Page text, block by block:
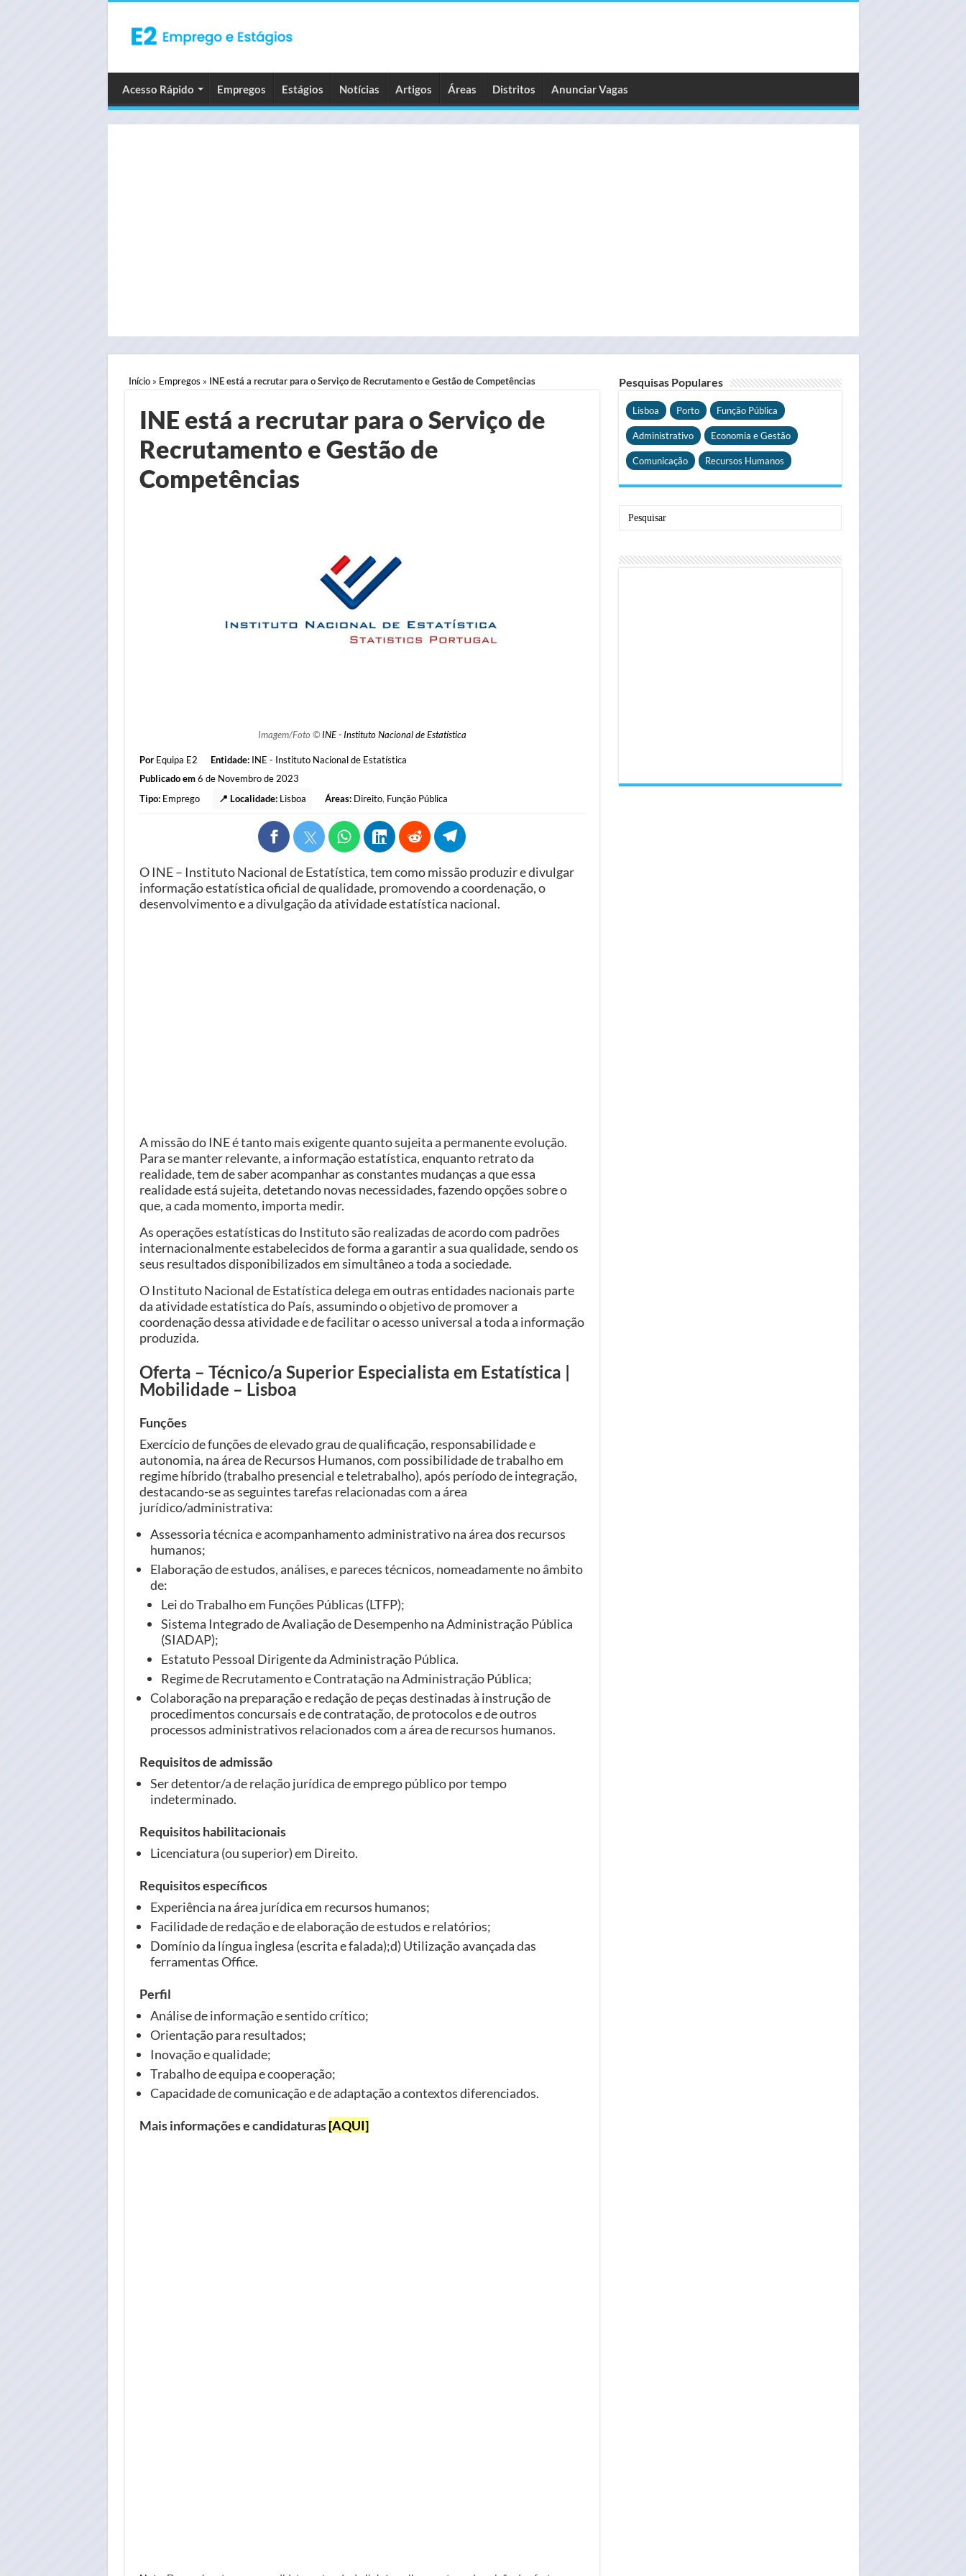
Acesso Rápido Empregos Estágios Notícias Artigos Áreas Distritos Anunciar Vagas
Início» Empregos » INE está a recrutar para o Serviço de Recrutamento e Gestão de Competências
INE está a recrutar para o Serviço de
Recrutamento e Gestão de
Competências
Imagem/Foto © INE - Instituto Nacional de Estatística
Por Equipa E2 Entidade: INE - Instituto Nacional de Estatística
Publicado em6 de Novembro de 2023
Tipo: Emprego 📍 Localidade: Lisboa Áreas: Direito, Função Pública
O INE – Instituto Nacional de Estatística, tem como missão produzir e divulgar
informação estatística oficial de qualidade, promovendo a coordenação, o
desenvolvimento e a divulgação da atividade estatística nacional.
A missão do INE é tanto mais exigente quanto sujeita a permanente evolução.
Para se manter relevante, a informação estatística, enquanto retrato da
realidade, tem de saber acompanhar as constantes mudanças a que essa
realidade está sujeita, detetando novas necessidades, fazendo opções sobre o
que, a cada momento, importa medir.
As operações estatísticas do Instituto são realizadas de acordo com padrões
internacionalmente estabelecidos de forma a garantir a sua qualidade, sendo os
seus resultados disponibilizados em simultâneo a toda a sociedade.
O Instituto Nacional de Estatística delega em outras entidades nacionais parte
da atividade estatística do País, assumindo o objetivo de promover a
coordenação dessa atividade e de facilitar o acesso universal a toda a informação
produzida.
Oferta – Técnico/a Superior Especialista em Estatística |
Mobilidade – Lisboa
Funções
Exercício de funções de elevado grau de qualificação, responsabilidade e
autonomia, na área de Recursos Humanos, com possibilidade de trabalho em
regime híbrido (trabalho presencial e teletrabalho), após período de integração,
destacando-se as seguintes tarefas relacionadas com a área
jurídico/administrativa:
Assessoria técnica e acompanhamento administrativo na área dos recursos
humanos;
Elaboração de estudos, análises, e pareces técnicos, nomeadamente no âmbito
de:
Lei do Trabalho em Funções Públicas (LTFP);
Sistema Integrado de Avaliação de Desempenho na Administração Pública
(SIADAP);
Estatuto Pessoal Dirigente da Administração Pública.
Regime de Recrutamento e Contratação na Administração Pública;
Colaboração na preparação e redação de peças destinadas à instrução de
procedimentos concursais e de contratação, de protocolos e de outros
processos administrativos relacionados com a área de recursos humanos.
Requisitos de admissão
Ser detentor/a de relação jurídica de emprego público por tempo
indeterminado.
Requisitos habilitacionais
Licenciatura (ou superior) em Direito.
Requisitos específicos
Experiência na área jurídica em recursos humanos;
Facilidade de redação e de elaboração de estudos e relatórios;
Domínio da língua inglesa (escrita e falada);d) Utilização avançada das
ferramentas Office.
Perfil
Análise de informação e sentido crítico;
Orientação para resultados;
Inovação e qualidade;
Trabalho de equipa e cooperação;
Capacidade de comunicação e de adaptação a contextos diferenciados.
Mais informações e candidaturas[AQUI]
Pesquisas Populares
Lisboa Porto Função Pública
Administrativo Economia e Gestão
Comunicação Recursos Humanos